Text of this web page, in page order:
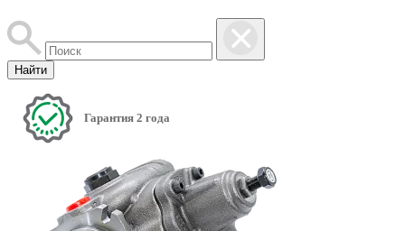
Найти
Гарантия 2 года